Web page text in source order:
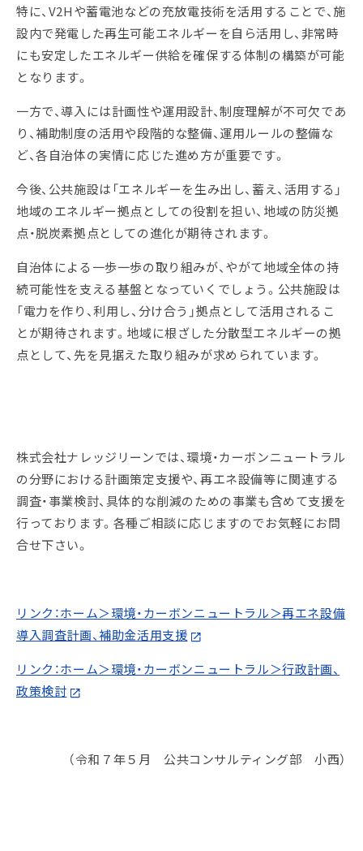
特に、V2Hや蓄電池などの充放電技術を活用することで、施
設内で発電した再生可能エネルギーを自ら活用し、非常時
にも安定したエネルギー供給を確保する体制の構築が可能
となります。
一方で、導入には計画性や運用設計、制度理解が不可欠であ
り、補助制度の活用や段階的な整備、運用ルールの整備な
ど、各自治体の実情に応じた進め方が重要です。
今後、公共施設は「エネルギーを生み出し、蓄え、活用する」
地域のエネルギー拠点としての役割を担い、地域の防災拠
点・脱炭素拠点としての進化が期待されます。
自治体による一歩一歩の取り組みが、やがて地域全体の持
続可能性を支える基盤となっていくでしょう。公共施設は
「電力を作り、利用し、分け合う」拠点として活用されるこ
とが期待されます。地域に根ざした分散型エネルギーの拠
点として、先を見据えた取り組みが求められています。
株式会社ナレッジリーンでは、環境・カーボンニュートラル
の分野における計画策定支援や、再エネ設備等に関連する
調査・事業検討、具体的な削減のための事業も含めて支援を
行っております。各種ご相談に応じますのでお気軽にお問
合せ下さい。
リンク：ホーム＞環境・カーボンニュートラル＞再エネ設備
導入調査計画、補助金活用支援
リンク：ホーム＞環境・カーボンニュートラル＞行政計画、
政策検討
（令和７年５月 公共コンサルティング部小西）